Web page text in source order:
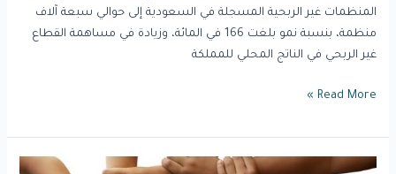
المنظمات غير الربحية المسجلة في السعودية إلى حوالي سبعة آلاف
منظمة، بنسبة نمو بلغت 166 في المائة، وزيادة في مساهمة القطاع
غير الربحي في الناتج المحلي للمملكة
Read More »
دور